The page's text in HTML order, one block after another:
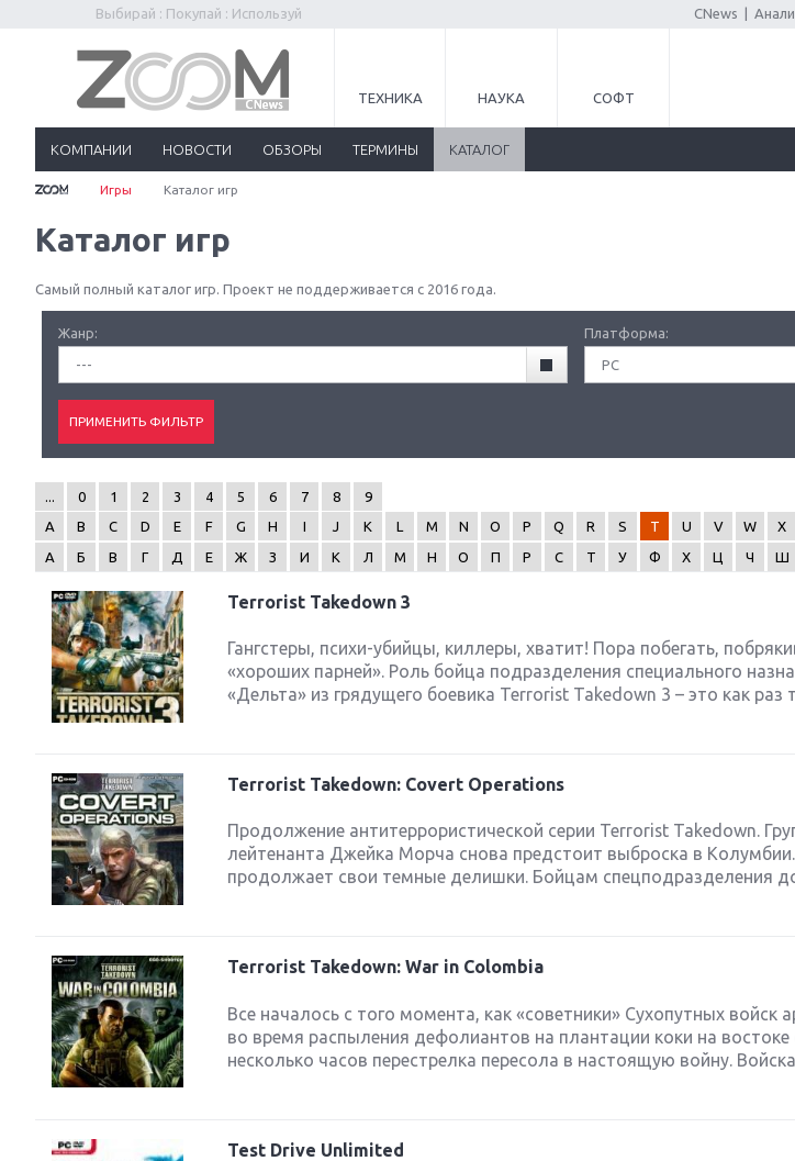
Выбирай : Покупай : Используй CNews
ТЕХНИКА НАУКА СОФТ
КОМПАНИИ НОВОСТИ ОБЗОРЫ ТЕРМИНЫ КАТАЛОГ
Игры Каталог игр
Каталог игр
Самый полный каталог игр. Проект не поддерживается с 2016 года.
Жанр:
---
Платформа:
PC
0 1 2 3 4 5 6 7 8
9
A
B C D E F G H I J K L M N O P Q R S T U V W X
А
Б В Г Д Е Ж З И К Л М Н О П Р С Т У Ф Х Ц Ч Ш
Terrorist Takedown 3
Гангстеры, психи-убийцы, киллеры, хватит! Пора побегать,
«хороших парней». Роль бойца подразделения специального
«Дельта» из грядущего боевика Terrorist Takedown 3 – это как раз
Terrorist Takedown: Covert Operations
Продолжение антитеррористической серии Terrorist Takedown.
лейтенанта Джейка Морча снова предстоит выброска в
продолжает свои темные делишки. Бойцам спецподразделения
Terrorist Takedown: War in Colombia
Все началось с того момента, как «советники» Сухопутных
во время распыления дефолиантов на плантации коки на востоке
несколько часов перестрелка пересола в настоящую войну.
Test Drive Unlimited
Next